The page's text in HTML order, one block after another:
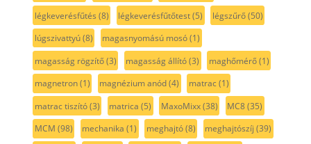
légkeverésfűtés (8) légkeverésfűtőtest(5) légszűrő(50)
lúgszivattyú(8) magasnyomású mosó(1)
magasság rögzítő(3) magasság állító(3) maghőmérő(1)
magnetron(1) magnézium anód(4) matrac(1)
matrac tiszító(3) matrica (5) MaxoMixx(38) MC8(35)
MCM (98) mechanika (1) meghajtó(8) meghajtószíj (39)